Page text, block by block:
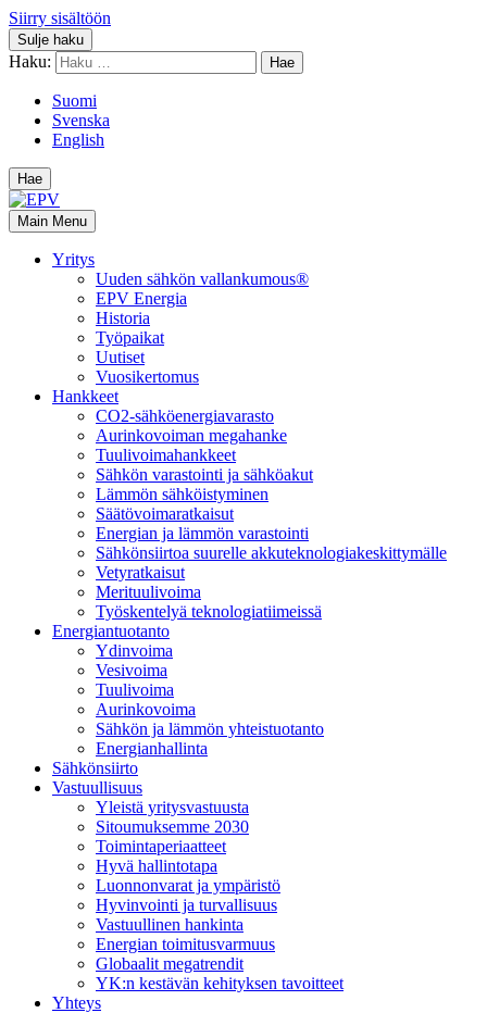
Siirry sisältöön
Sulje haku
Haku:
Suomi
Svenska
English
Hae
Main Menu
Yritys
Uuden sähkön vallankumous®
EPV Energia
Historia
Työpaikat
Uutiset
Vuosikertomus
Hankkeet
CO2-sähköenergiavarasto
Aurinkovoiman megahanke
Tuulivoimahankkeet
Sähkön varastointi ja sähköakut
Lämmön sähköistyminen
Säätövoimaratkaisut
Energian ja lämmön varastointi
Sähkönsiirtoa suurelle akkuteknologiakeskittymälle
Vetyratkaisut
Merituulivoima
Työskentelyä teknologiatiimeissä
Energiantuotanto
Ydinvoima
Vesivoima
Tuulivoima
Aurinkovoima
Sähkön ja lämmön yhteistuotanto
Energianhallinta
Sähkönsiirto
Vastuullisuus
Yleistä yritysvastuusta
Sitoumuksemme 2030
Toimintaperiaatteet
Hyvä hallintotapa
Luonnonvarat ja ympäristö
Hyvinvointi ja turvallisuus
Vastuullinen hankinta
Energian toimitusvarmuus
Globaalit megatrendit
YK:n kestävän kehityksen tavoitteet
Yhteys